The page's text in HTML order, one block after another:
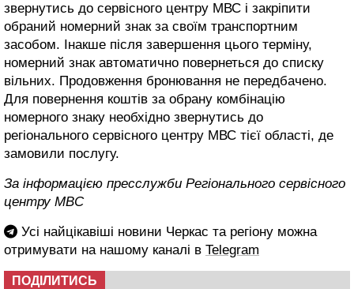
звернутись до сервісного центру МВС і закріпити
обраний номерний знак за своїм транспортним
засобом. Інакше після завершення цього терміну,
номерний знак автоматично повернеться до списку
вільних. Продовження бронювання не передбачено.
Для повернення коштів за обрану комбінацію
номерного знаку необхідно звернутись до
регіонального сервісного центру МВС тієї області, де
замовили послугу.
За інформацією пресслужби Регіонального сервісного
центру МВС
Усі найцікавіші новини Черкас та регіону можна
отримувати на нашому каналі в Telegram
ПОДІЛИТИСЬ